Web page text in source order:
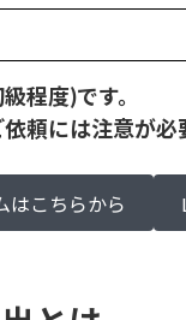
程度)です。
頼には注意が必
はこちらから